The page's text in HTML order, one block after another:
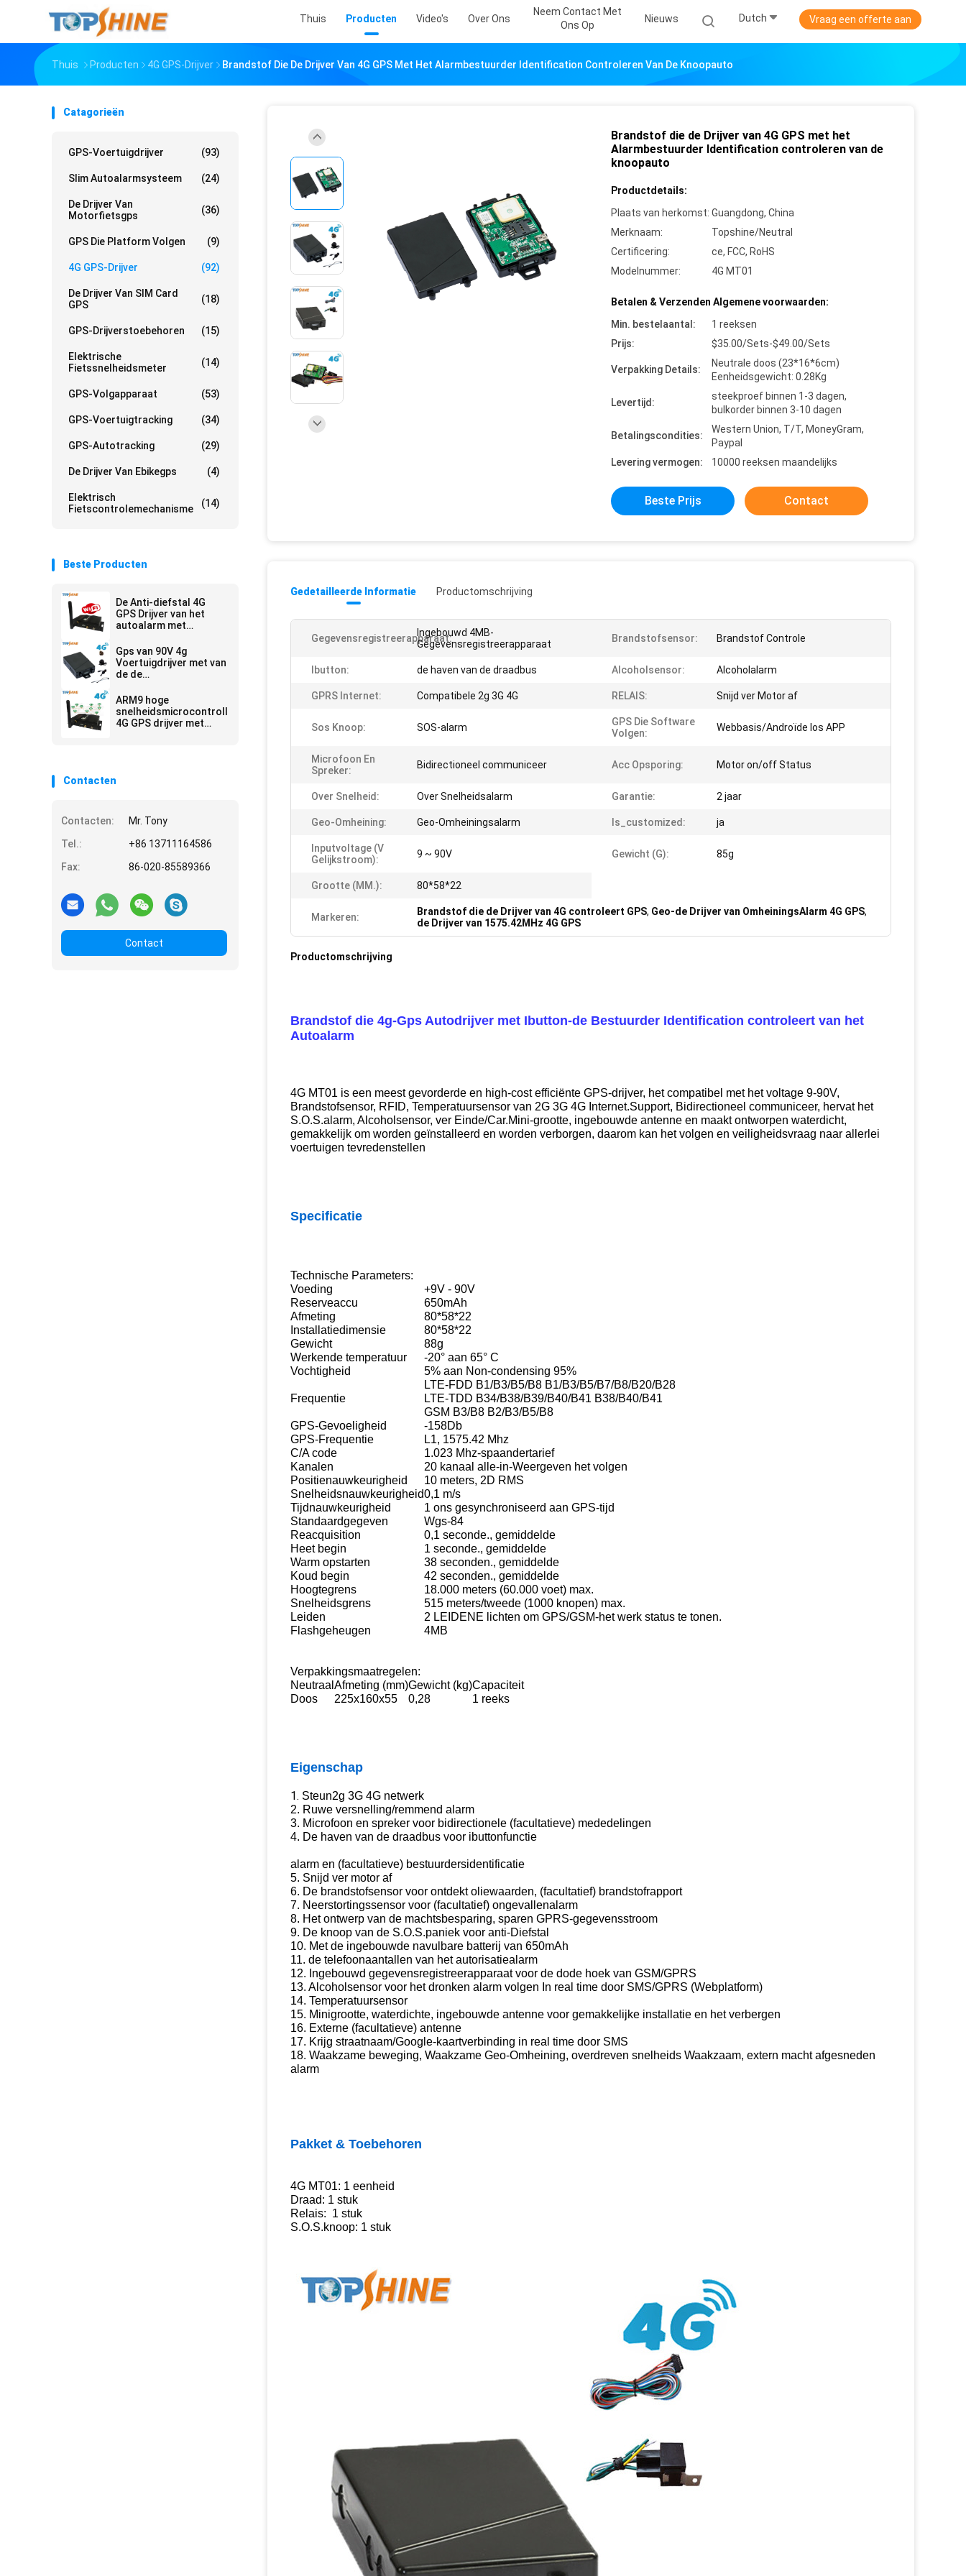
Thuis Producten Video's Over Ons
Neem Contact Met
Ons Op
Nieuws Dutch Vraag een offerte aan
Thuis Producten 4G GPS-Drijver Brandstof Die De Drijver Van 4G GPS Met Het Alarmbestuurder Identification Controleren Van De Knoopauto
Catagorieën
GPS-Voertuigdrijver (93)
Slim Autoalarmsysteem (24)
De Drijver Van
Motorfietsgps
(36)
GPS Die Platform Volgen (9)
4G GPS-Drijver (92)
De Drijver Van SIM Card
GPS
(18)
GPS-Drijverstoebehoren (15)
Elektrische
Fietssnelheidsmeter
(14)
GPS-Volgapparaat (53)
GPS-Voertuigtracking (34)
GPS-Autotracking (29)
De Drijver Van Ebikegps (4)
Elektrisch
Fietscontrolemechanisme
(14)
Beste Producten
De Anti-diefstal 4G
GPS Drijver van het
autoalarm met
Controle
Gps van 90V 4g
Voertuigdrijver met van
de de
Bestuurdersfatigue
alarm camera de
Mededeling van de het
Werkmanier
ARM9 hoge
snelheidsmicrocontroller
4G GPS drijver met
Contacten
Contacten:
Mr. Tony
Tel.:
+86 13711164586
Fax:
86-020-85589366
Contact
Brandstof die de Drijver van 4G GPS met het
Alarmbestuurder Identification controleren van de
knoopauto
Productdetails:
Plaats van herkomst: Guangdong, China
Merknaam:
Topshine/Neutral
Certificering:
ce, FCC, RoHS
Modelnummer:
4G MT01
Betalen & Verzenden Algemene voorwaarden:
Min. bestelaantal:
1 reeksen
Prijs:
$35.00/Sets-$49.00/Sets
Verpakking Details:
Neutrale doos (23*16*6cm)
Eenheidsgewicht: 0.28Kg
Levertijd:
steekproef binnen 1-3 dagen,
bulkorder binnen 3-10 dagen
Betalingscondities:
Western Union, T/T, MoneyGram,
Paypal
Levering vermogen:
10000 reeksen maandelijks
Beste Prijs Contact
Gedetailleerde Informatie Productomschrijving
Gegevensregistreerapparaat:Ingebouwd 4MB-
Gegevensregistreerapparaat
Brandstofsensor: Brandstof Controle
Ibutton: de haven van de draadbus Alcoholsensor: Alcoholalarm
GPRS Internet: Compatibele 2g 3G 4G RELAIS: Snijd ver Motor af
Sos Knoop: SOS-alarm
GPS Die Software
Volgen:
Webbasis/Androïde Ios APP
Microfoon En
Spreker:
Bidirectioneel communiceer Acc Opsporing: Motor on/off Status
Over Snelheid: Over Snelheidsalarm Garantie: 2 jaar
Geo-Omheining: Geo-Omheiningsalarm Is_customized: ja
Inputvoltage (V
Gelijkstroom):
9 ~ 90V Gewicht (g): 85g
Grootte (MM.): 80*58*22
Markeren: Brandstof die de Drijver van 4G controleert GPS, Geo-de Drijver van OmheiningsAlarm 4G GPS,
de Drijver van 1575.42MHz 4G GPS
Productomschrijving
Brandstof die 4g-Gps Autodrijver met Ibutton-de Bestuurder Identification controleert van het
Autoalarm
4G MT01 is een meest gevorderde en high-cost efficiënte GPS-drijver, het compatibel met het voltage 9-90V,
Brandstofsensor, RFID, Temperatuursensor van 2G 3G 4G Internet.Support, Bidirectioneel communiceer, hervat het
S.O.S.alarm, Alcoholsensor, ver Einde/Car.Mini-grootte, ingebouwde antenne en maakt ontworpen waterdicht,
gemakkelijk om worden geïnstalleerd en worden verborgen, daarom kan het volgen en veiligheidsvraag naar allerlei
voertuigen tevredenstellen
Specificatie
Technische Parameters:
Voeding
+9V - 90V
Reserveaccu
650mAh
Afmeting
80*58*22
Installatiedimensie
80*58*22
Gewicht
88g
Werkende temperatuur
-20° aan 65° C
Vochtigheid
5% aan Non-condensing 95%
Frequentie
LTE-FDD B1/B3/B5/B8 B1/B3/B5/B7/B8/B20/B28
LTE-TDD B34/B38/B39/B40/B41 B38/B40/B41
GSM B3/B8 B2/B3/B5/B8
GPS-Gevoeligheid
-158Db
GPS-Frequentie
L1, 1575.42 Mhz
C/A code
1.023 Mhz-spaandertarief
Kanalen
20 kanaal alle-in-Weergeven het volgen
Positienauwkeurigheid
10 meters, 2D RMS
Snelheidsnauwkeurigheid0,1 m/s
Tijdnauwkeurigheid
1 ons gesynchroniseerd aan GPS-tijd
Standaardgegeven
Wgs-84
Reacquisition
0,1 seconde., gemiddelde
Heet begin
1 seconde., gemiddelde
Warm opstarten
38 seconden., gemiddelde
Koud begin
42 seconden., gemiddelde
Hoogtegrens
18.000 meters (60.000 voet) max.
Snelheidsgrens
515 meters/tweede (1000 knopen) max.
Leiden
2 LEIDENE lichten om GPS/GSM-het werk status te tonen.
Flashgeheugen
4MB
Verpakkingsmaatregelen:
Neutraal Afmeting (mm)Gewicht (kg)Capaciteit
Doos
225x160x55 0,28 1 reeks
Eigenschap
1. Steun2g 3G 4G netwerk
2. Ruwe versnelling/remmend alarm
3. Microfoon en spreker voor bidirectionele (facultatieve) mededelingen
4. De haven van de draadbus voor ibuttonfunctie
alarm en (facultatieve) bestuurdersidentificatie
5. Snijd ver motor af
6. De brandstofsensor voor ontdekt oliewaarden, (facultatief) brandstofrapport
7. Neerstortingssensor voor (facultatief) ongevallenalarm
8. Het ontwerp van de machtsbesparing, sparen GPRS-gegevensstroom
9. De knoop van de S.O.S.paniek voor anti-Diefstal
10. Met de ingebouwde navulbare batterij van 650mAh
11. de telefoonaantallen van het autorisatiealarm
12. Ingebouwd gegevensregistreerapparaat voor de dode hoek van GSM/GPRS
13. Alcoholsensor voor het dronken alarm volgen In real time door SMS/GPRS (Webplatform)
14. Temperatuursensor
15. Minigrootte, waterdichte, ingebouwde antenne voor gemakkelijke installatie en het verbergen
16. Externe (facultatieve) antenne
17. Krijg straatnaam/Google-kaartverbinding in real time door SMS
18. Waakzame beweging, Waakzame Geo-Omheining, overdreven snelheids Waakzaam, extern macht afgesneden
alarm
Pakket & Toebehoren
4G MT01: 1 eenheid
Draad: 1 stuk
Relais: 1 stuk
S.O.S.knoop: 1 stuk